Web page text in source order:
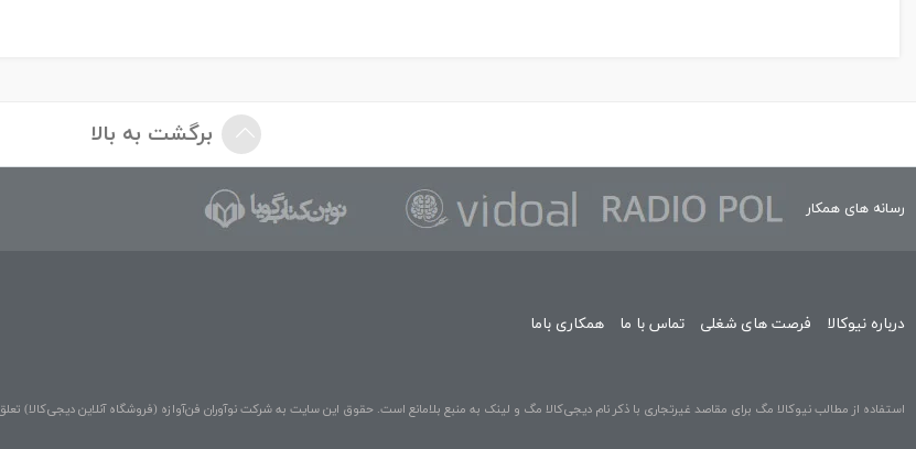
برگشت به بالا
رسانه های همکار
درباره نیوکالا فرصت های شغلی تماس با ما همکاری باما
استفاده از مطالب نیوکالا مگ برای مقاصد غیرتجاری با ذکر نام دیجی‌کالا مگ و لینک به منبع بلامانع است. حقوق این سایت به شرکت نوآوران فن‌آوازه (فروشگاه آنلاین دیجی‌کالا) تعلق